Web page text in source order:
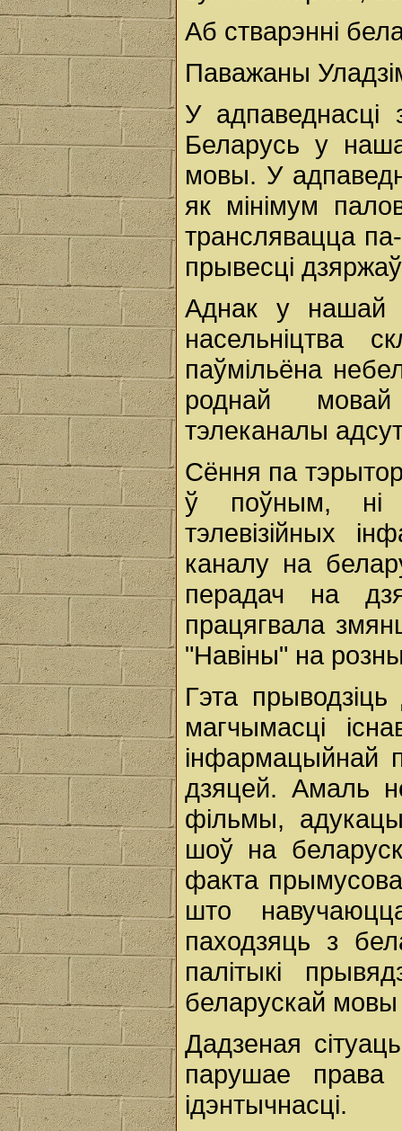
Аб стварэнні
Паважаны
У адпаведнасці
Беларусь у
мовы. У
як мінімум
транслявацца
прывесці
Аднак у нашай
насельніцтва
паўмільёна
роднай мовай
тэлеканалы
Сёння па
ў поўным, ні
тэлевізійных
каналу на
перадач на
працягвала
"Навіны" на
Гэта
магчымасці
інфармацыйнай
дзяцей. Амаль
фільмы,
шоў на
факта
што
паходзяць з
палітыкі
беларускай мовы
Дадзеная
парушае права
ідэнтычнасці.